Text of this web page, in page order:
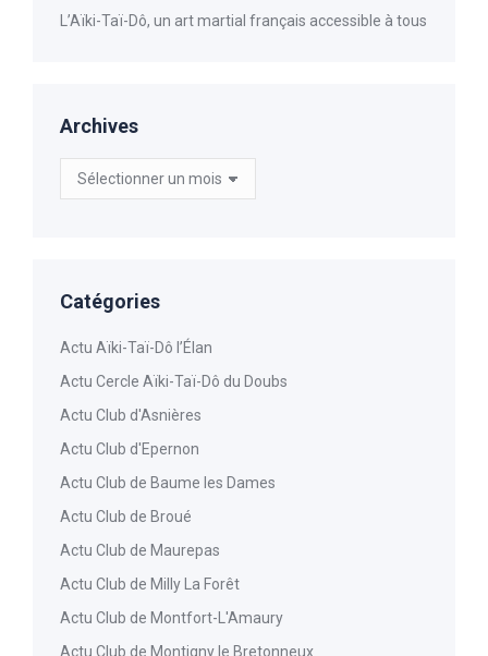
L’Aïki-Taï-Dô, un art martial français accessible à tous
Archives
Archives
Catégories
Actu Aïki-Taï-Dô l’Élan
Actu Cercle Aïki-Taï-Dô du Doubs
Actu Club d'Asnières
Actu Club d'Epernon
Actu Club de Baume les Dames
Actu Club de Broué
Actu Club de Maurepas
Actu Club de Milly La Forêt
Actu Club de Montfort-L'Amaury
Actu Club de Montigny le Bretonneux